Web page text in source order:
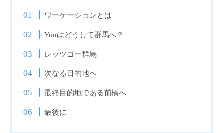
ワーケーションとは
Youはどうして群馬へ？
レッツゴー群馬
次なる目的地へ
最終目的地である前橋へ
最後に